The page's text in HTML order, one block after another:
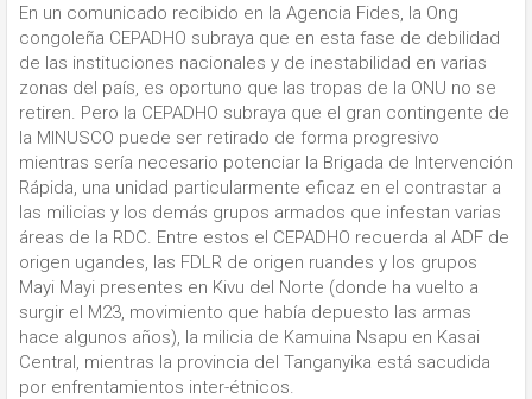
En un comunicado recibido en la Agencia Fides, la Ong
congoleña CEPADHO subraya que en esta fase de debilidad
de las instituciones nacionales y de inestabilidad en varias
zonas del país, es oportuno que las tropas de la ONU no se
retiren. Pero la CEPADHO subraya que el gran contingente de
la MINUSCO puede ser retirado de forma progresivo
mientras sería necesario potenciar la Brigada de Intervención
Rápida, una unidad particularmente eficaz en el contrastar a
las milicias y los demás grupos armados que infestan varias
áreas de la RDC. Entre estos el CEPADHO recuerda al ADF de
origen ugandes, las FDLR de origen ruandes y los grupos
Mayi Mayi presentes en Kivu del Norte (donde ha vuelto a
surgir el M23, movimiento que había depuesto las armas
hace algunos años), la milicia de Kamuina Nsapu en Kasai
Central, mientras la provincia del Tanganyika está sacudida
por enfrentamientos inter-étnicos.